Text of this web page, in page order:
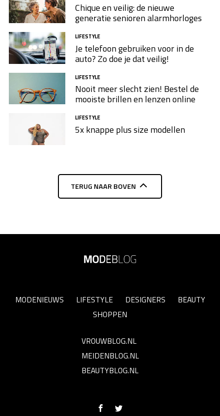
Chique en veilig: de nieuwe
generatie senioren alarmhorloges
LIFESTYLE
Je telefoon gebruiken voor in de
auto? Zo doe je dat veilig!
LIFESTYLE
Nooit meer slecht zien! Bestel de
mooiste brillen en lenzen online
LIFESTYLE
5x knappe plus size modellen​
TERUG NAAR BOVEN
MODENIEUWS LIFESTYLE DESIGNERS
BEAUTY
SHOPPEN
VROUWBLOG.NL
MEIDENBLOG.NL
BEAUTYBLOG.NL